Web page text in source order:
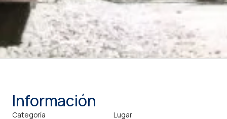
Información
Categoría Lugar